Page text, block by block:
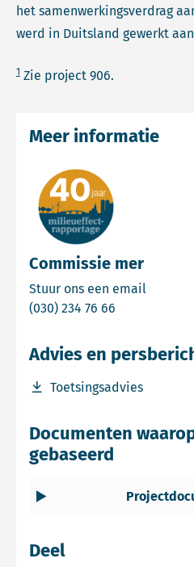
het samenwerkingsverdrag
werd in Duitsland gewerkt
1 Zie project 906.
Commissie mer
Stuur ons een email
(030) 234 76 66
Meer informatie
Advies en
Toetsingsadvies
Download bestand
Documenten
gebaseerd
Deel